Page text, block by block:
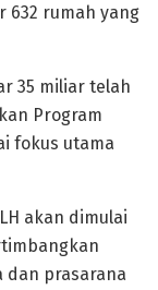
632 rumah yang
35 miliar telah
Program
fokus utama
akan dimulai
dan prasarana